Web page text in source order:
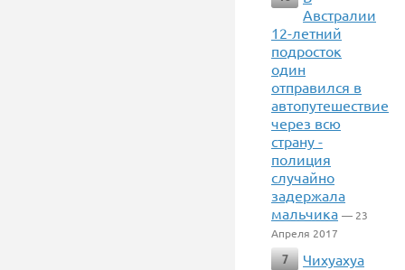
Австралии
12-летний
подросток
один
отправился в
автопутешествие
через всю
страну -
полиция
случайно
задержала
мальчика — 23
Апреля 2017
7
Чихуахуа